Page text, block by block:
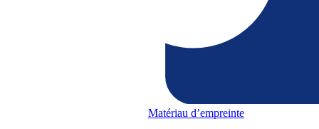
Matériau d’empreinte